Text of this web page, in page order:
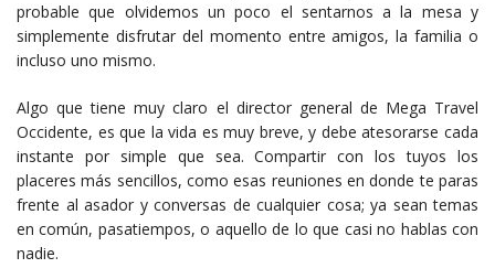
probable que olvidemos un poco el sentarnos a la mesa y
simplemente disfrutar del momento entre amigos, la familia o
incluso uno mismo.
Algo que tiene muy claro el director general de Mega Travel
Occidente, es que la vida es muy breve, y debe atesorarse cada
instante por simple que sea. Compartir con los tuyos los
placeres más sencillos, como esas reuniones en donde te paras
frente al asador y conversas de cualquier cosa; ya sean temas
en común, pasatiempos, o aquello de lo que casi no hablas con
nadie.